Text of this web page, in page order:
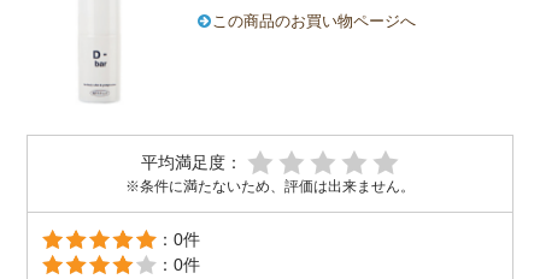
この商品のお買い物ページへ
平均満足度：
※条件に満たないため、評価は出来ません。
：0件
：0件